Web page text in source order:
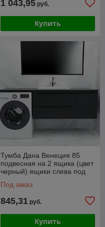
1 043,95 руб.
Купить
Тумба Дана Венеция 85
подвесная на 2 ящика (цвет
черный) ящики слева под
стиральной
Под заказ
845,31 руб.
Купить